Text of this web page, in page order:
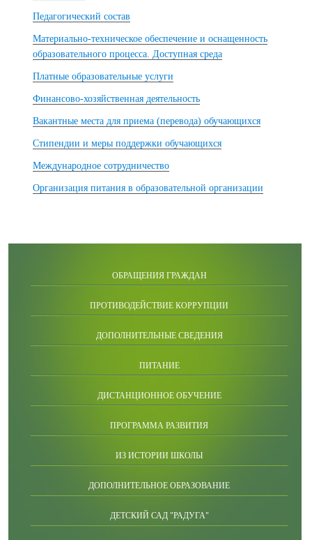
Педагогический состав
Материально-техническое обеспечение и оснащенность
образовательного процесса. Доступная среда
Платные образовательные услуги
Финансово-хозяйственная деятельность
Вакантные места для приема (перевода) обучающихся
Стипендии и меры поддержки обучающихся
Международное сотрудничество
Организация питания в образовательной организации
ОБРАЩЕНИЯ ГРАЖДАН
ПРОТИВОДЕЙСТВИЕ КОРРУПЦИИ
ДОПОЛНИТЕЛЬНЫЕ СВЕДЕНИЯ
ПИТАНИЕ
ДИСТАНЦИОННОЕ ОБУЧЕНИЕ
ПРОГРАММА РАЗВИТИЯ
ИЗ ИСТОРИИ ШКОЛЫ
ДОПОЛНИТЕЛЬНОЕ ОБРАЗОВАНИЕ
ДЕТСКИЙ САД "РАДУГА"